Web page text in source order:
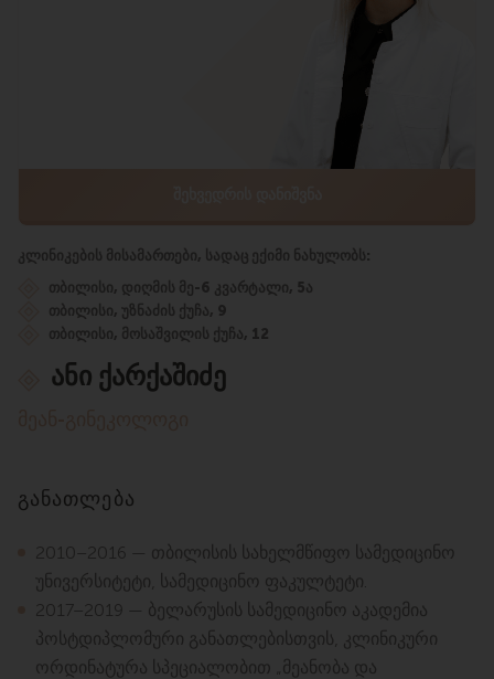
კლინიკების მისამართები, სადაც ექიმი ნახულობს:
თბილისი, დიღმის მე-6 კვარტალი, 5ა
თბილისი, უზნაძის ქუჩა, 9
თბილისი, მოსაშვილის ქუჩა, 12
ანი ქარქაშიძე
განათლება
2010–2016 — თბილისის სახელმწიფო სამედიცინო
უნივერსიტეტი, სამედიცინო ფაკულტეტი.
2017–2019 — ბელარუსის სამედიცინო აკადემია
პოსტდიპლომური განათლებისთვის, კლინიკური
ორდინატურა სპეციალობით „მეანობა და